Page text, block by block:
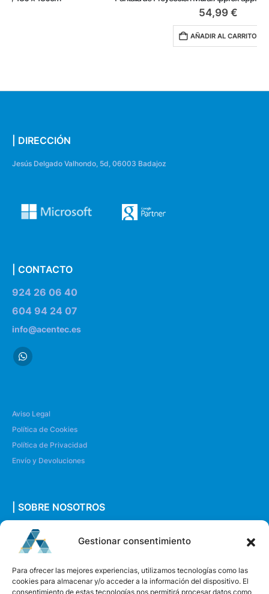
Gestionar consentimiento
Para ofrecer las mejores experiencias, utilizamos tecnologías como las
cookies para almacenar y/o acceder a la información del dispositivo. El
consentimiento de estas tecnologías nos permitirá procesar datos como
| DIRECCIÓN
Jesús Delgado Valhondo, 5d, 06003 Badajoz
| CONTACTO
924 26 06 40
604 94 24 07
info@acentec.es
Aviso Legal
Política de Cookies
Política de Privacidad
Envío y Devoluciones
| SOBRE NOSOTROS
Quiénes somos
Envíanos un mensaje